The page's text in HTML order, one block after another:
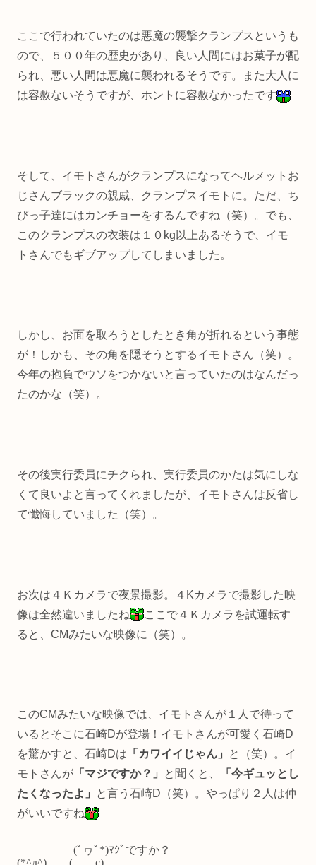
ここで行われていたのは悪魔の襲撃クランプスというも
ので、５００年の歴史があり、良い人間にはお菓子が配
られ、悪い人間は悪魔に襲われるそうです。また大人に
は容赦ないそうですが、ホントに容赦なかったです
そして、イモトさんがクランプスになってヘルメットお
じさんブラックの親戚、クランプスイモトに。ただ、ち
びっ子達にはカンチョーをするんですね（笑）。でも、
このクランプスの衣装は１０kg以上あるそうで、イモ
トさんでもギブアップしてしまいました。
しかし、お面を取ろうとしたとき角が折れるという事態
が！しかも、その角を隠そうとするイモトさん（笑）。
今年の抱負でウソをつかないと言っていたのはなんだっ
たのかな（笑）。
その後実行委員にチクられ、実行委員のかたは気にしな
くて良いよと言ってくれましたが、イモトさんは反省し
て懺悔していました（笑）。
お次は４Ｋカメラで夜景撮影。４Kカメラで撮影した映
像は全然違いましたね
ここで４Ｋカメラを試運転す
ると、CMみたいな映像に（笑）。
このCMみたいな映像では、イモトさんが１人で待って
いるとそこに石崎Dが登場！イモトさんが可愛く石崎D
を驚かすと、石崎Dは 「カワイイじゃん」
と（笑）。イ
モトさんが 「マジですか？」 と聞くと、
「今ギュッとし
たくなったよ」
と言う石崎D（笑）。やっぱり２人は仲
がいいですね
(ﾟヮﾟ*)ﾏｼﾞですか？
(*^д^) ( c)